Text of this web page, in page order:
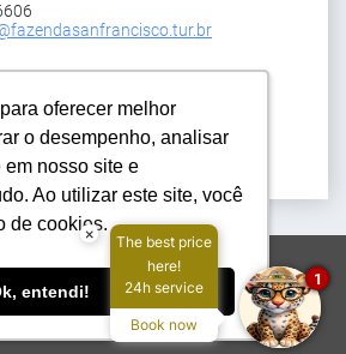
oferecer melhor
o desempenho, analisar
nosso site e
Ao utilizar este site, você
de cookies.
entendi!
oferecer melhor
o desempenho, analisar
nosso site e
Ao utilizar este site, você
de cookies.
entendi!
6730266606
Todos os direitos reservados.
×
The best price
here!
24h service
Book now
1